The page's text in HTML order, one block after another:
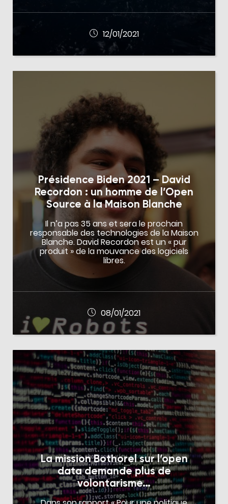
12/01/2021
Présidence Biden 2021 – David
Recordon : un homme de l’Open
Source à la Maison Blanche
Il n’a pas 35 ans et sera le prochain
responsable des technologies de la Maison
Blanche. David Recordon est un « pur
produit » de la mouvance des logiciels
libres.
08/01/2021
La mission Bothorel sur l’open
data demande plus de
volontarisme…